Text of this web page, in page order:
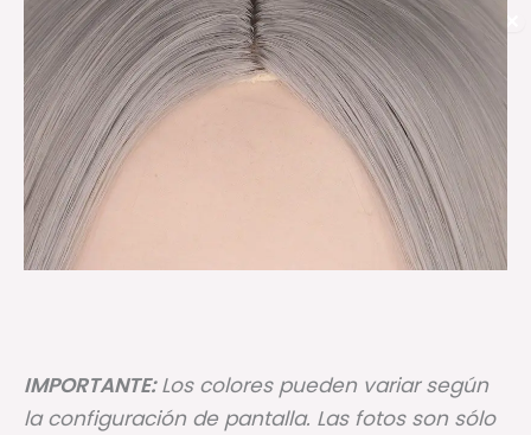
IMPORTANTE: Los colores pueden variar según
la configuración de pantalla. Las fotos son sólo